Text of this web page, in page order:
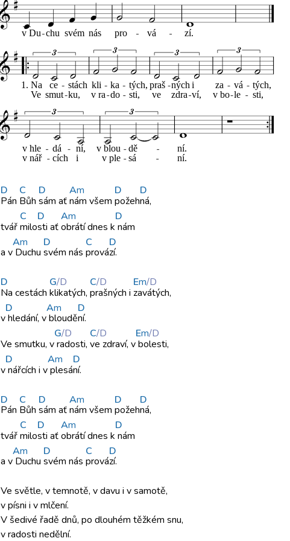
D
Pán
C
Bůh
D
sám ať
Am
nám všem
D
požeh
D
ná,
tvář
C
milo
D
sti ať
Am
obrátí dnes k
D
nám
a v
Am
Duchu
D
svém nás
C
prová
D
zí.
D
Na cestách
G/D
klikatých,
C/D
prašných i
Em/D
zavátých,
v
D
hledání, v
Am
bloudě
D
ní.
Ve smutku, v
G/D
radosti,
C/D
ve zdraví, v
Em/D
bolesti,
v
D
nářcích i v
Am
plesá
D
ní.
D
Pán
C
Bůh
D
sám ať
Am
nám všem
D
požeh
D
ná,
tvář
C
milo
D
sti ať
Am
obrátí dnes k
D
nám
a v
Am
Duchu
D
svém nás
C
prová
D
zí.
Ve světle, v temnotě, v davu i v samotě,
v písni i v mlčení.
V šedivé řadě dnů, po dlouhém těžkém snu,
v radosti nedělní.